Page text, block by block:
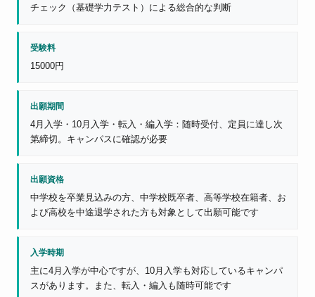
チェック（基礎学力テスト）による総合的な判断
受験料
15000円
出願期間
4月入学・10月入学・転入・編入学：随時受付、定員に達し次
第締切。キャンパスに確認が必要
出願資格
中学校を卒業見込みの方、中学校既卒者、高等学校在籍者、お
よび高校を中途退学された方も対象として出願可能です
入学時期
主に4月入学が中心ですが、10月入学も対応しているキャンパ
スがあります。また、転入・編入も随時可能です